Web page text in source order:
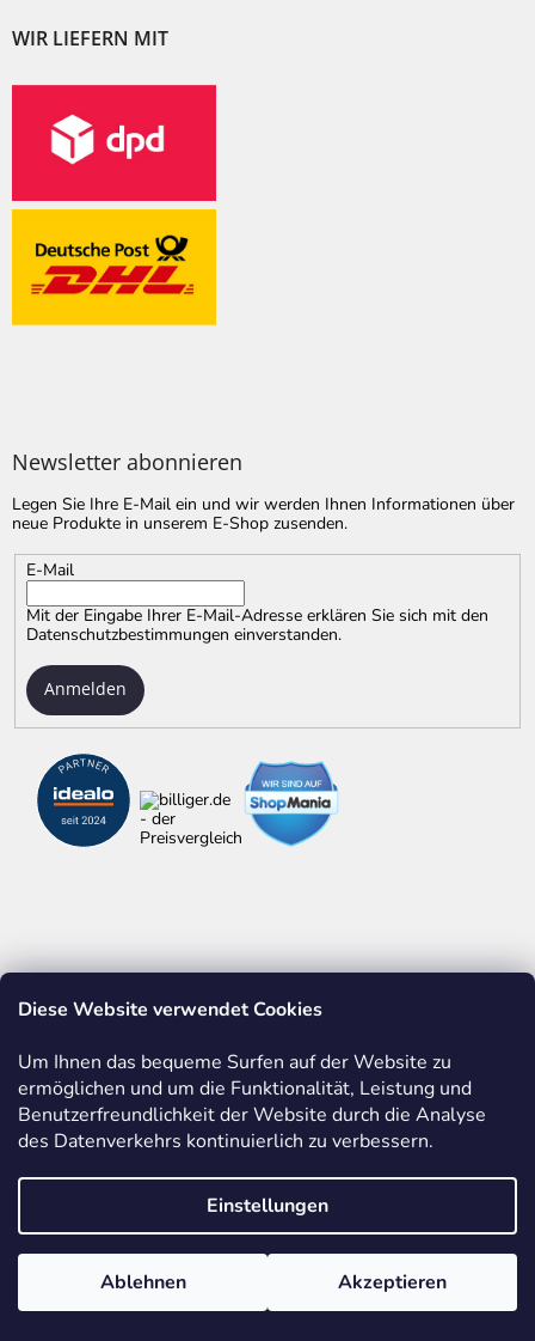
Diese Website verwendet Cookies
Um Ihnen das bequeme Surfen auf der Website zu
ermöglichen und um die Funktionalität, Leistung und
Benutzerfreundlichkeit der Website durch die Analyse
des Datenverkehrs kontinuierlich zu verbessern.
Einstellungen
Ablehnen Akzeptieren
WIR LIEFERN MIT
Newsletter abonnieren
Legen Sie Ihre E-Mail ein und wir werden Ihnen Informationen über
neue Produkte in unserem E-Shop zusenden.
E-Mail
Mit der Eingabe Ihrer E-Mail-Adresse erklären Sie sich mit den
Datenschutzbestimmungen einverstanden.
Anmelden
BASTELN MIT HOLZ EINBLICKE IN UNSERE PRODUKTION
METRIE
FABER-CASTELL
FRIEDRICH RICHTER MESSWERKZEUGE